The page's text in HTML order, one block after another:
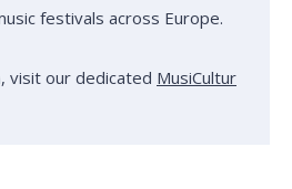
festivals across Europe.
visit our dedicated MusiCultur